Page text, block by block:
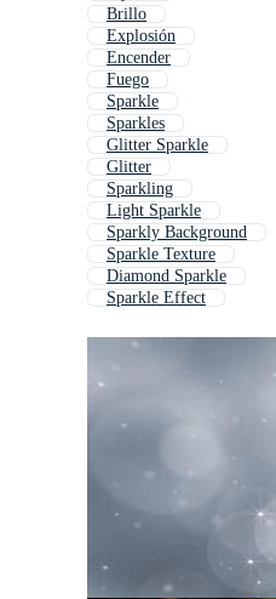
Brillo
Explosión
Encender
Fuego
Sparkle
Sparkles
Glitter Sparkle
Glitter
Sparkling
Light Sparkle
Sparkly Background
Sparkle Texture
Diamond Sparkle
Sparkle Effect